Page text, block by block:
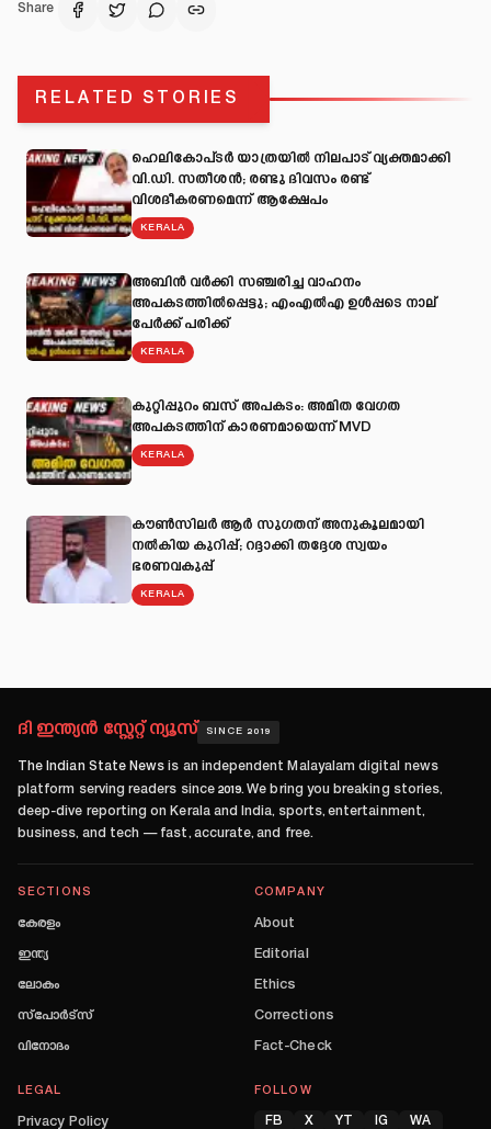
Share
RELATED STORIES
ഹെലികോപ്ടർ യാത്രയിൽ നിലപാട് വ്യക്തമാക്കി
വി.ഡി. സതീശൻ; രണ്ടു ദിവസം രണ്ട്
വിശദീകരണമെന്ന് ആക്ഷേപം
KERALA
അബിന്‍ വര്‍ക്കി സഞ്ചരിച്ച വാഹനം
അപകടത്തില്‍പ്പെട്ടു; എംഎല്‍എ ഉള്‍പ്പടെ നാല്
പേര്‍ക്ക് പരിക്ക്
KERALA
കുറ്റിപ്പുറം ബസ് അപകടം: അമിത വേഗത
അപകടത്തിന് കാരണമായെന്ന് MVD
KERALA
കൗൺസിലർ ആർ സുഗതന് അനുകൂലമായി
നല്‍കിയ കുറിപ്പ്; റദ്ദാക്കി തദ്ദേശ സ്വയം
ഭരണവകുപ്പ്
KERALA
ദി ഇന്ത്യൻ സ്റ്റേറ്റ് ന്യൂസ് SINCE 2019
The Indian State News is an independent Malayalam digital news
platform serving readers since 2019. We bring you breaking stories,
deep-dive reporting on Kerala and India, sports, entertainment,
business, and tech — fast, accurate, and free.
SECTIONS
കേരളം
ഇന്ത്യ
ലോകം
സ്പോർട്സ്
വിനോദം
COMPANY
About
Editorial
Ethics
Corrections
Fact-Check
LEGAL
Privacy Policy
FOLLOW
FB X YT IG WA